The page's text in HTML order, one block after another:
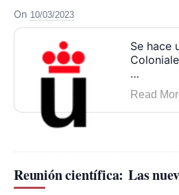
On 10/03/2023
Se hace
…
Read
Reunión científica: Las